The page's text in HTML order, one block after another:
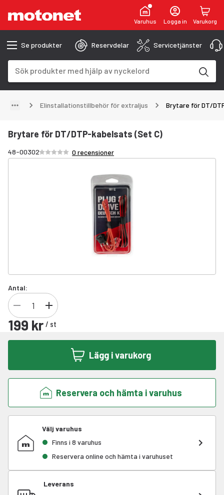
Varuhus Logga in Varukorg
Se produkter Reservdelar Servicetjänster
Elinstallationstillbehör för extraljus Brytare för DT/
Brytare för DT/DTP-kabelsats (Set C)
48-00302Betyg /5 stjärnor
0 recensioner
Antal:
199 kr / st
Lägg i varukorg
Reservera och hämta i varuhus
Välj varuhus
Finns i 8 varuhus
Reservera online och hämta i varuhuset
Leverans